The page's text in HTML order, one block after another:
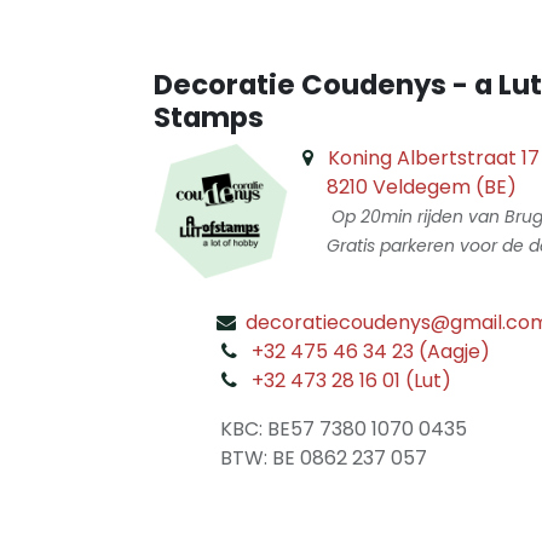
Decoratie Coudenys - a
Stamps
Koning Albertstraat 17
8210 Veldegem (BE)
Op 20min rijden van
Gratis parkeren voor de
+32 475 46 34 23 (Aagje)
+32 473 28 16 01 (Lut)
KBC: BE57 7380 1070 0435
​ BTW: BE 0862 237 057